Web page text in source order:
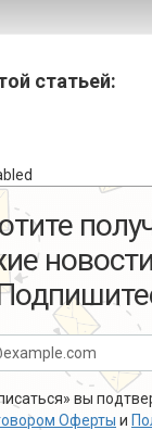
статьей:
вы
Оферты и